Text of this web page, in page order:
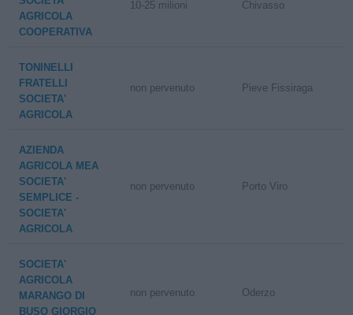
AGRICOLA
COOPERATIVA
10-25 milioni Chivasso
TONINELLI
FRATELLI
SOCIETA'
AGRICOLA
non pervenuto Pieve Fissiraga
AZIENDA
AGRICOLA MEA
SOCIETA'
SEMPLICE -
SOCIETA'
AGRICOLA
non pervenuto Porto Viro
SOCIETA'
AGRICOLA
MARANGO DI
BUSO GIORGIO
non pervenuto Oderzo